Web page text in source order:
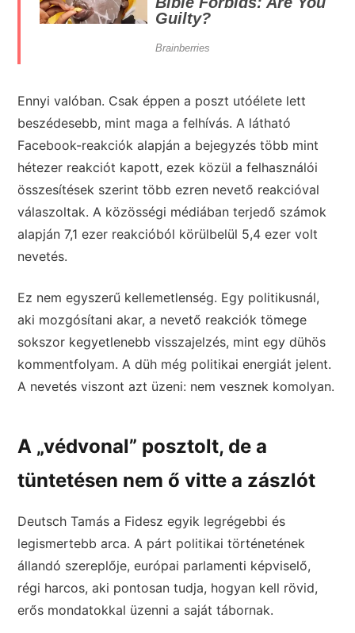
Ennyi valóban. Csak éppen a poszt utóélete lett
beszédesebb, mint maga a felhívás. A látható
Facebook-reakciók alapján a bejegyzés több mint
hétezer reakciót kapott, ezek közül a felhasználói
összesítések szerint több ezren nevető reakcióval
válaszoltak. A közösségi médiában terjedő számok
alapján 7,1 ezer reakcióból körülbelül 5,4 ezer volt
nevetés.
Ez nem egyszerű kellemetlenség. Egy politikusnál,
aki mozgósítani akar, a nevető reakciók tömege
sokszor kegyetlenebb visszajelzés, mint egy dühös
kommentfolyam. A düh még politikai energiát jelent.
A nevetés viszont azt üzeni: nem vesznek komolyan.
A „védvonal” posztolt, de a
tüntetésen nem ő vitte a zászlót
Deutsch Tamás a Fidesz egyik legrégebbi és
legismertebb arca. A párt politikai történetének
állandó szereplője, európai parlamenti képviselő,
régi harcos, aki pontosan tudja, hogyan kell rövid,
erős mondatokkal üzenni a saját tábornak.